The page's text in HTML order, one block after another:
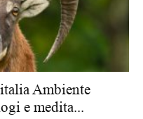
Ambiente
e medita...